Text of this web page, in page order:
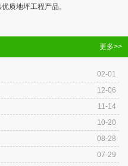
质地坪工程产品。
更多>>
02-01
12-06
11-14
10-20
08-28
07-29